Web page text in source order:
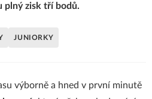
plný zisk tří bodů.
JUNIORKY
výborně a hned v první minutě